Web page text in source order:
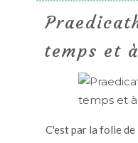
temps et
C'est par la folie